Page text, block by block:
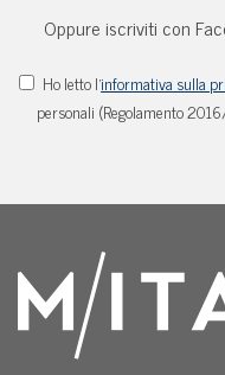
Oppure iscriviti con
Ho letto l'informativa sulla
personali (Regolamento